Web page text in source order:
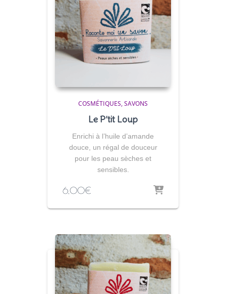
COSMÉTIQUES SAVONS
Le P’tit Loup
Enrichi à l’huile d’amande
douce, un régal de douceur
pour les peau sèches et
sensibles.
6,00€